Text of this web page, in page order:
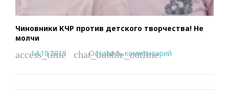
Чиновники КЧР против детского творчества! Не
молчи
access_time
14.10.2019 chat_bubble_outline
Оставить комментарий